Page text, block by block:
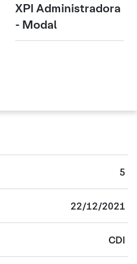
XPI Administradora
- Modal
5
22/12/2021
CDI